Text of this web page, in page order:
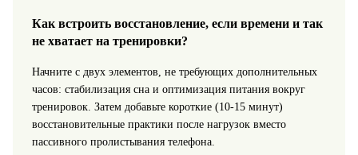
Как встроить восстановление, если времени и так
не хватает на тренировки?
Начните с двух элементов, не требующих дополнительных
часов: стабилизация сна и оптимизация питания вокруг
тренировок. Затем добавьте короткие (10-15 минут)
восстановительные практики после нагрузок вместо
пассивного пролистывания телефона.